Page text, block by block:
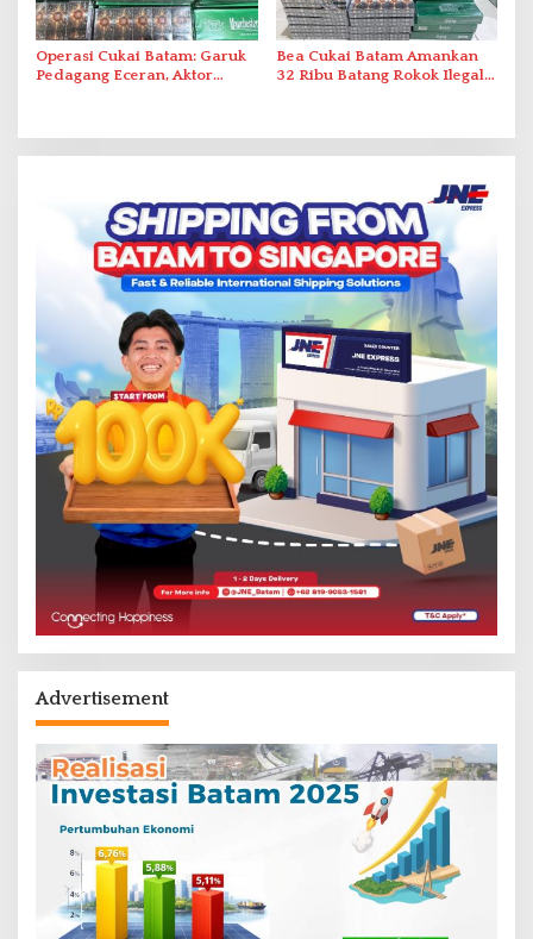
Operasi Cukai Batam: Garuk
Pedagang Eceran, Aktor
Bea Cukai Batam Amankan
32 Ribu Batang Rokok Ilegal
Advertisement